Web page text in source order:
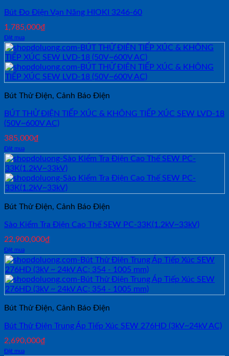
Bút Đo Điện Vạn Năng HIOKI 3246-60
1,785,000₫
Đặt mua
Bút Thử Điện, Cảnh Báo Điện
BÚT THỬ ĐIỆN TIẾP XÚC & KHÔNG TIẾP XÚC SEW LVD-18
(50V~600V AC)
385,000₫
Đặt mua
Bút Thử Điện, Cảnh Báo Điện
Sào Kiểm Tra Điện Cao Thế SEW PC-33K(1.2kV~33kV)
22,900,000₫
Đặt mua
Bút Thử Điện, Cảnh Báo Điện
Bút Thử Điện Trung Áp Tiếp Xúc SEW 276HD (3kV~24kV AC)
2,690,000₫
Đặt mua